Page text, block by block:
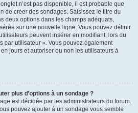
n’est pas disponible, il est probable que
de créer des sondages. Saisissez le titre du
deux options dans les champs adéquats,
sur une nouvelle ligne. Vous pouvez définir
peuvent insérer en modifiant, lors du
par utilisateur ». Vous pouvez également
jours et autoriser ou non les utilisateurs à
plus d’options à un sondage ?
est décidée par les administrateurs du forum.
pouvez ajouter à un sondage vous semble